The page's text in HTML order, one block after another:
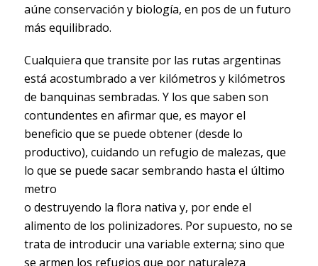
aúne conservación y biología, en pos de un futuro
más equilibrado.
Cualquiera que transite por las rutas argentinas
está acostumbrado a ver kilómetros y kilómetros
de banquinas sembradas. Y los que saben son
contundentes en afirmar que, es mayor el
beneficio que se puede obtener (desde lo
productivo), cuidando un refugio de malezas, que
lo que se puede sacar sembrando hasta el último
metro
o destruyendo la flora nativa y, por ende el
alimento de los polinizadores. Por supuesto, no se
trata de introducir una variable externa; sino que
se armen los refugios que por naturaleza